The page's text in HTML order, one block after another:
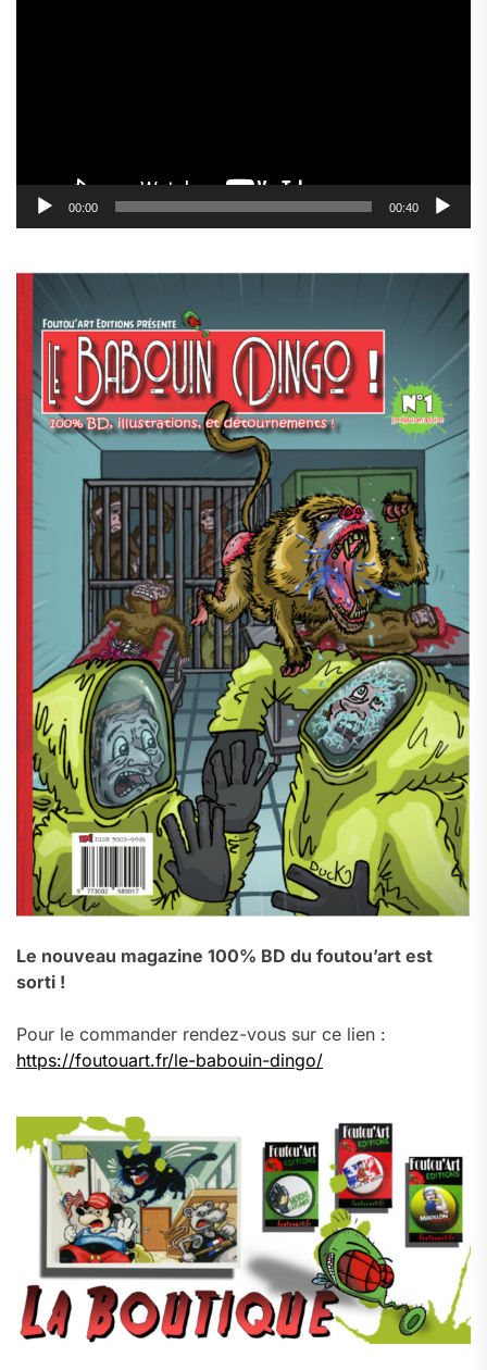
00:00 00:40
Le nouveau magazine 100% BD du foutou’art est
sorti !
Pour le commander rendez-vous sur ce lien :
https://foutouart.fr/le-babouin-dingo/